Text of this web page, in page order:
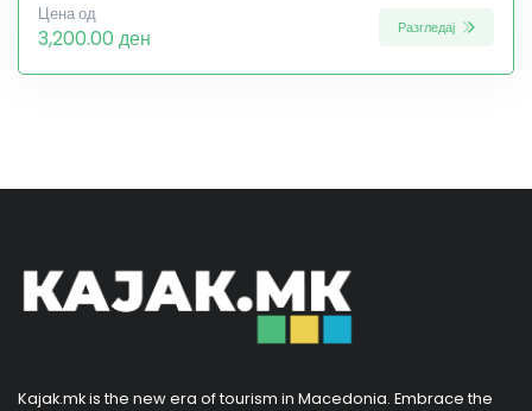
Цена од
3,200.00 ден Разгледај
Kajak.mk is the new era of tourism in Macedonia. Embrace the